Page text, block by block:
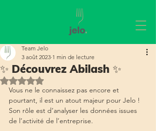
✨ Découvrez Abilash ✨
Team Jelo
3 août 2023 1 min de lecture
Noté NaN étoiles sur 5.
Vous ne le connaissez pas encore et
pourtant, il est un atout majeur pour Jelo !
Son rôle est d’analyser les données issues
de l’activité de l’entreprise.